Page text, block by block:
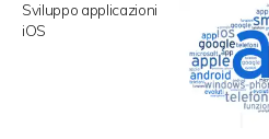
Sviluppo applicazioni
iOS